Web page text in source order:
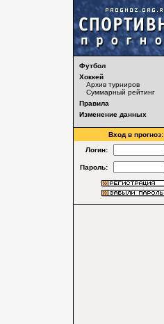
Футбол
Хоккей
Архив турниров
Суммарный рейтинг
Правила
Изменение данных
Вход в прогноз:
Логин:
Пароль: